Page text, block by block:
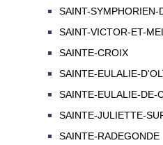
SAINT-SYMPHORIEN-
SAINT-VICTOR-ET-
SAINTE-CROIX
SAINTE-EULALIE-
SAINTE-EULALIE-DE-
SAINTE-JULIETTE-
SAINTE-RADEGONDE